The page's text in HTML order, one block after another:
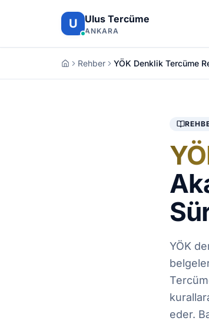
U Ulus Tercüme
ANKARA
Rehber YÖK Denklik Tercüme
YÖK
eder.